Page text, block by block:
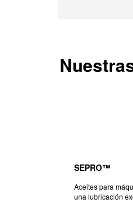
SEPRO™
Aceites para
una lubricación